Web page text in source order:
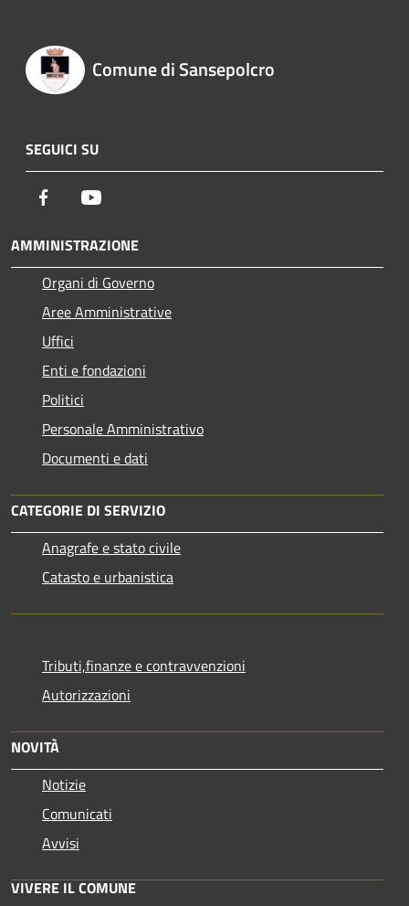
Comune di Sansepolcro
SEGUICI SU
Facebook
AMMINISTRAZIONE
Organi di Governo
Aree Amministrative
Uffici
Enti e fondazioni
Politici
Personale Amministrativo
Documenti e dati
CATEGORIE DI SERVIZIO
Anagrafe e stato civile
Catasto e urbanistica
Tributi,finanze e contravvenzioni
Autorizzazioni
NOVITÀ
Notizie
Comunicati
Avvisi
VIVERE IL COMUNE